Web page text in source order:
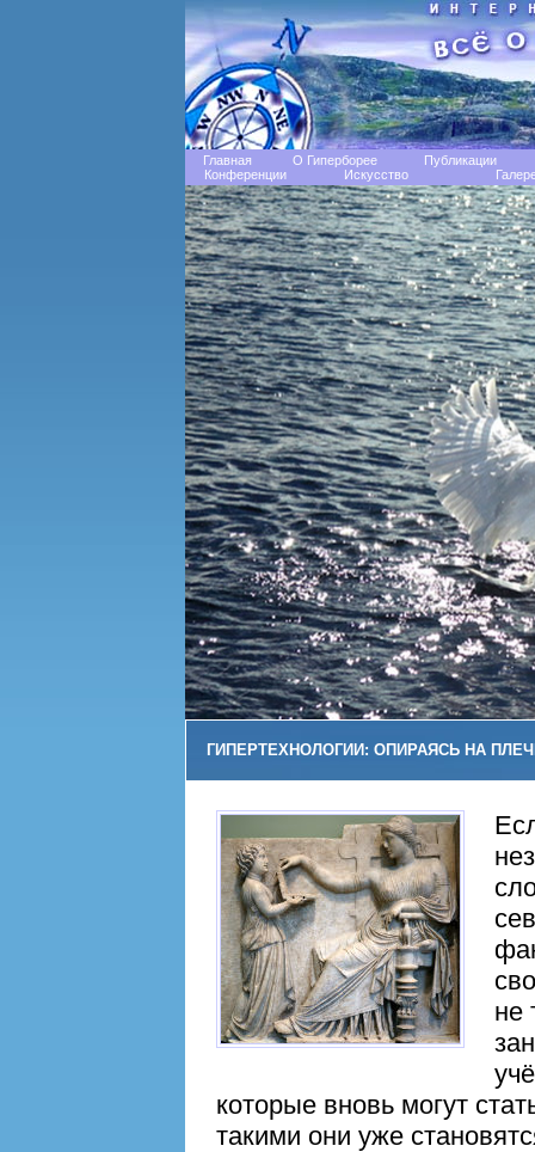
Главная О Гиперборее
Публикации
Конференции
Искусство
ГИПЕРТЕХНОЛОГИИ: ОПИРАЯСЬ НА
не
которые вновь могут
такими они уже